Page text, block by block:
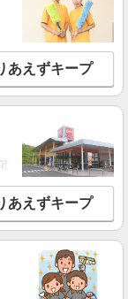
あえずキープ
・太田市・館林市
あえずキープ